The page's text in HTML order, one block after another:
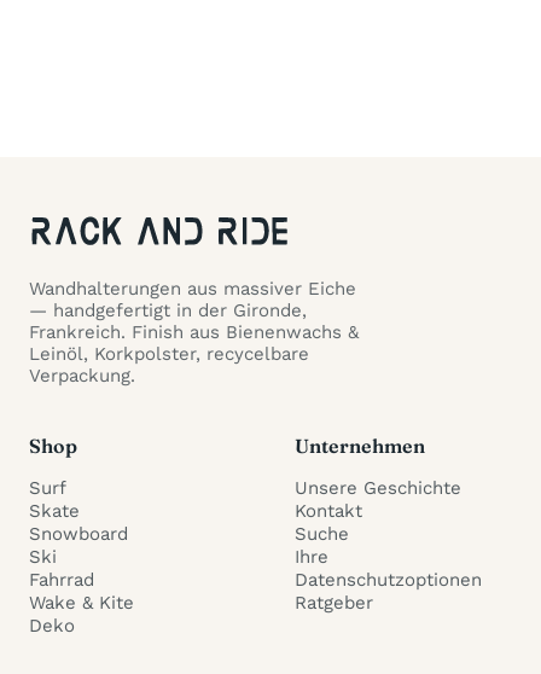
Wandhalterungen aus massiver Eiche
— handgefertigt in der Gironde,
Frankreich. Finish aus Bienenwachs &
Leinöl, Korkpolster, recycelbare
Verpackung.
Shop
Surf
Skate
Snowboard
Ski
Fahrrad
Wake & Kite
Deko
Unternehmen
Unsere Geschichte
Kontakt
Suche
Ihre
Datenschutzoptionen
Ratgeber